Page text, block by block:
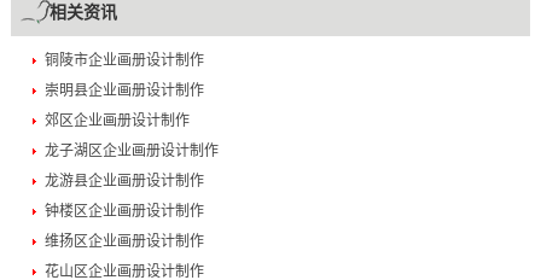
相关资讯
铜陵市企业画册设计制作
崇明县企业画册设计制作
郊区企业画册设计制作
龙子湖区企业画册设计制作
龙游县企业画册设计制作
钟楼区企业画册设计制作
维扬区企业画册设计制作
花山区企业画册设计制作